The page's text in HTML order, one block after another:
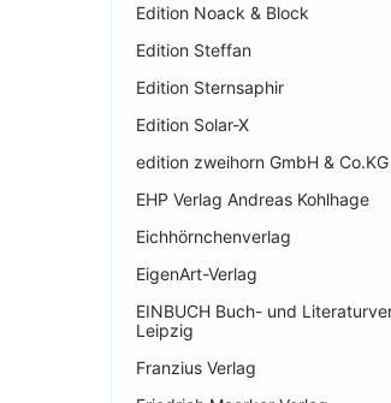
Edition Noack & Block
Edition Steffan
Edition Sternsaphir
Edition Solar-X
edition zweihorn GmbH & Co.KG
EHP Verlag Andreas Kohlhage
Eichhörnchenverlag
EigenArt-Verlag
EINBUCH Buch- und
Leipzig
Franzius Verlag